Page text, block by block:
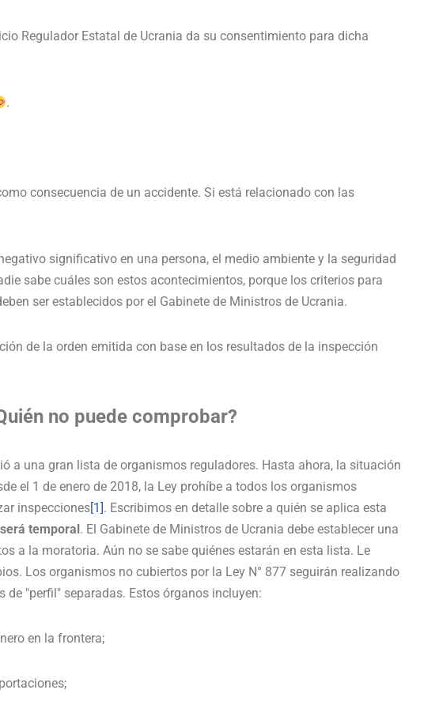
Regulador Estatal de Ucrania da su consentimiento para dicha
.
consecuencia de un accidente. Si está relacionado con las
significativo en una persona, el medio ambiente y la seguridad
sabe cuáles son estos acontecimientos, porque los criterios para
ser establecidos por el Gabinete de Ministros de Ucrania.
de la orden emitida con base en los resultados de la inspección
no puede comprobar?
a una gran lista de organismos reguladores. Hasta ahora, la situación
el 1 de enero de 2018, la Ley prohíbe a todos los organismos
inspecciones[1] . Escribimos en detalle sobre a quién se aplica esta
será temporal . El Gabinete de Ministros de Ucrania debe establecer una
a la moratoria. Aún no se sabe quiénes estarán en esta lista. Le
Los organismos no cubiertos por la Ley N° 877 seguirán realizando
de "perfil" separadas. Estos órganos incluyen:
en la frontera;